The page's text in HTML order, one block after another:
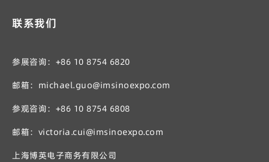
联系我们
参展咨询：+86 10 8754 6820
邮箱：michael.guo@imsinoexpo.com
参观咨询：+86 10 8754 6808
邮箱：victoria.cui@imsinoexpo.com
上海博英电子商务有限公司